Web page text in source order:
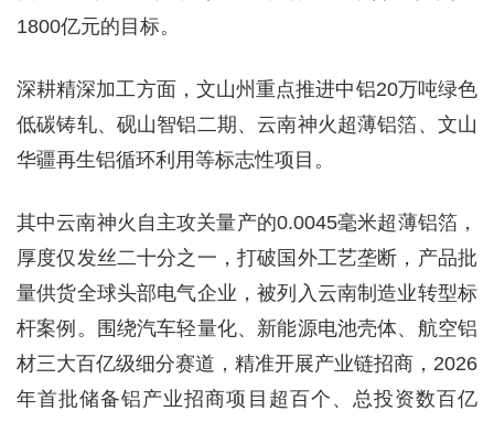
1800亿元的目标。
深耕精深加工方面，文山州重点推进中铝20万吨绿色
低碳铸轧、砚山智铝二期、云南神火超薄铝箔、文山
华疆再生铝循环利用等标志性项目。
其中云南神火自主攻关量产的0.0045毫米超薄铝箔，
厚度仅发丝二十分之一，打破国外工艺垄断，产品批
量供货全球头部电气企业，被列入云南制造业转型标
杆案例。围绕汽车轻量化、新能源电池壳体、航空铝
材三大百亿级细分赛道，精准开展产业链招商，2026
年首批储备铝产业招商项目超百个、总投资数百亿